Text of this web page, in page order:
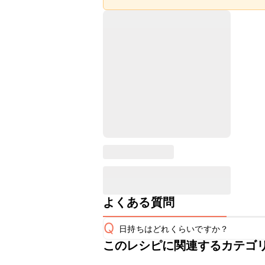
よくある質問
Q 日持ちはどれくらいですか？
こちらのレシピは出来たてをお召し
このレシピに関連するカテゴ